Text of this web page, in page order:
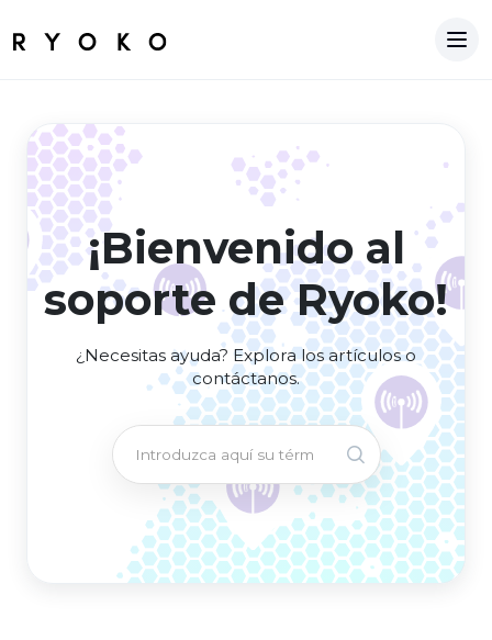
¡Bienvenido al
soporte de Ryoko!
¿Necesitas ayuda? Explora los artículos o
contáctanos.